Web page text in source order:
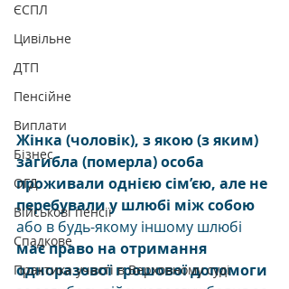
ЄСПЛ
Цивільне
ДТП
Пенсійне
Виплати
Бізнес
ОГД
Військові пенсії
Спадкове
Практика участі в Верховному суді
Жінка (чоловік), з якою (з яким)
загибла (померла) особа
проживали однією сім’єю, але не
перебували у шлюбі між собою
або в будь-якому іншому шлюбі
має право на отримання
одноразової грошової допомоги